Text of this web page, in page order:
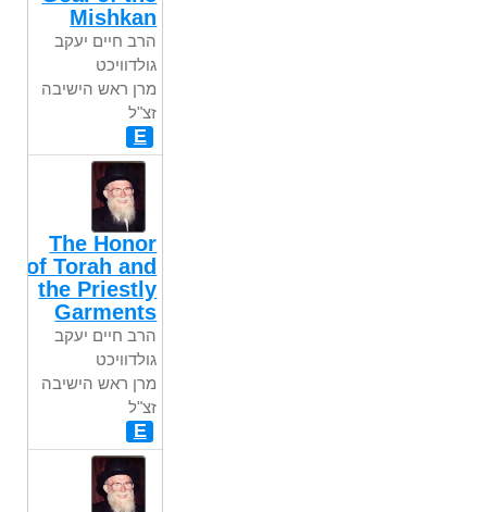
Mishkan
הרב חיים יעקב
גולדוויכט
מרן ראש הישיבה
זצ"ל
E
The Honor
of Torah and
the Priestly
Garments
הרב חיים יעקב
גולדוויכט
מרן ראש הישיבה
זצ"ל
E